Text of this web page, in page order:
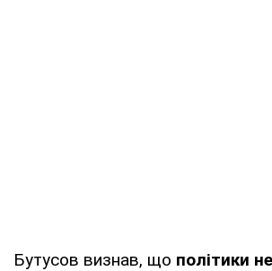
Бутусов визнав, що політики